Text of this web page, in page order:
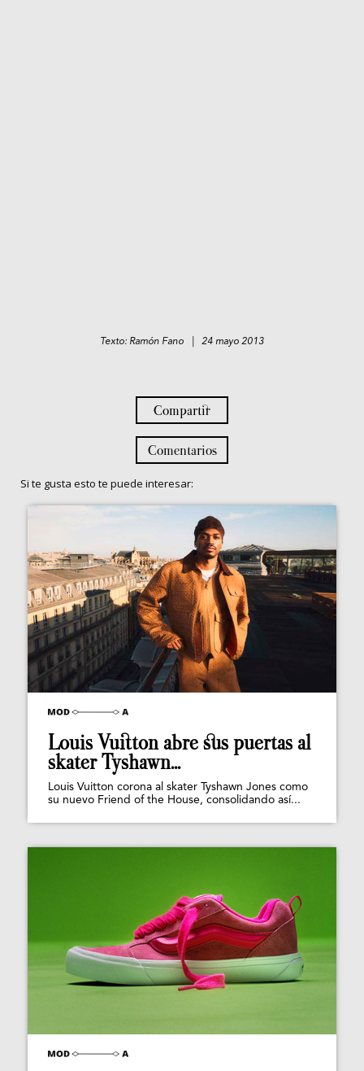
Texto: Ramón Fano | 24 mayo 2013
Compartir
Comentarios
Si te gusta esto te puede interesar:
Louis Vuitton abre sus puertas al
skater Tyshawn...
Louis Vuitton corona al skater Tyshawn Jones como
su nuevo Friend of the House, consolidando así...